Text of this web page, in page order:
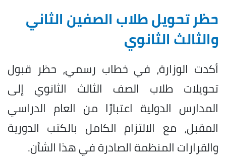
حظر تحويل طلاب الصفين الثاني
والثالث الثانوي
أكدت الوزارة، في خطاب رسمي، حظر قبول
تحويلات طلاب الصف الثالث الثانوي إلى
المدارس الدولية اعتبارًا من العام الدراسي
المقبل، مع الالتزام الكامل بالكتب الدورية
والقرارات المنظمة الصادرة في هذا الشأن.